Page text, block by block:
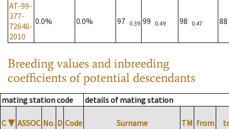
AT-99-
377-
72646-
2010
0.0% 0.0% 97 0.39 99 0.49 98 0.47
Breeding values and inbreeding
coefficients of potential descendants
mating station code details of mating station
C ▼ ASSOC No. D Code Surname TM from